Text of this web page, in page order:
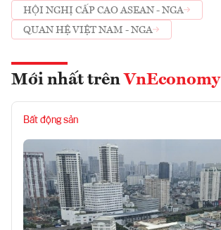
HỘI NGHỊ CẤP CAO ASEAN - NGA
QUAN HỆ VIỆT NAM - NGA
Mới nhất trên VnEconomy
Bất động sản